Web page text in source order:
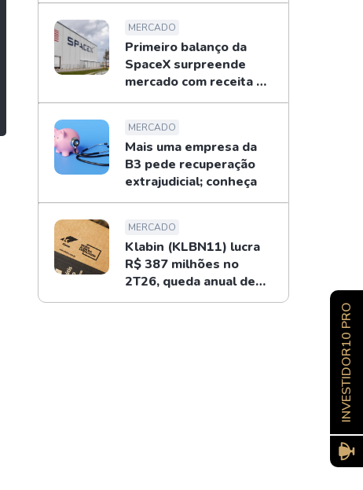
MERCADO
Primeiro balanço da
SpaceX surpreende
mercado com receita de
US$ 7,8 bilhões
MERCADO
Mais uma empresa da
B3 pede recuperação
extrajudicial; conheça
MERCADO
Klabin (KLBN11) lucra
R$ 387 milhões no
2T26, queda anual de
34%
INVESTIDOR10 PRO